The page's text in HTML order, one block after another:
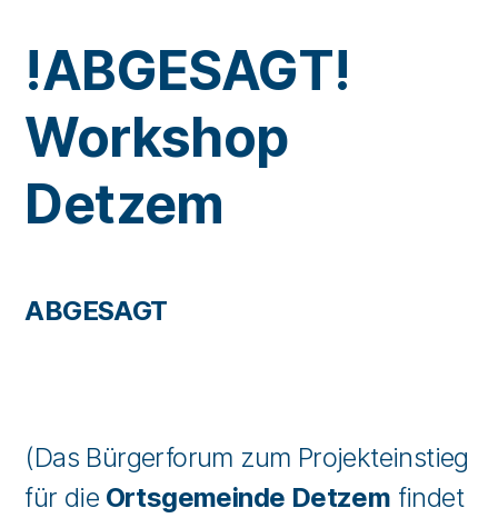
!ABGESAGT!
Workshop
Detzem
ABGESAGT
(Das Bürgerforum zum Projekteinstieg
für die Ortsgemeinde Detzem findet